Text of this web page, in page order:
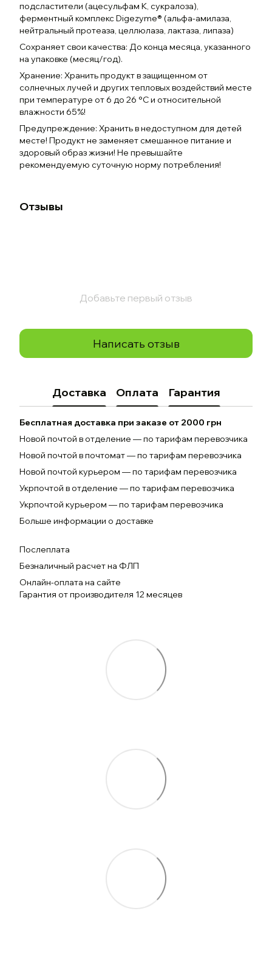
подсластители (ацесульфам К, сукралоза),
ферментный комплекс Digezyme® (альфа-амилаза,
нейтральный протеаза, целлюлаза, лактаза, липаза)
Сохраняет свои качества: До конца месяца, указанного
на упаковке (месяц/год).
Хранение: Хранить продукт в защищенном от
солнечных лучей и других тепловых воздействий месте
при температуре от 6 до 26 °C и относительной
влажности 65%!
Предупреждение: Хранить в недоступном для детей
месте! Продукт не заменяет смешанное питание и
здоровый образ жизни! Не превышайте
рекомендуемую суточную норму потребления!
Отзывы
Добавьте первый отзыв
Написать отзыв
Доставка Оплата Гарантия
Бесплатная доставка при заказе от 2000 грн
Новой почтой в отделение — по тарифам перевозчика
Новой почтой в почтомат — по тарифам перевозчика
Новой почтой курьером — по тарифам перевозчика
Укрпочтой в отделение — по тарифам перевозчика
Укрпочтой курьером — по тарифам перевозчика
Больше информации о доставке
Послеплата
Безналичный расчет на ФЛП
Онлайн-оплата на сайте
Гарантия от производителя 12 месяцев